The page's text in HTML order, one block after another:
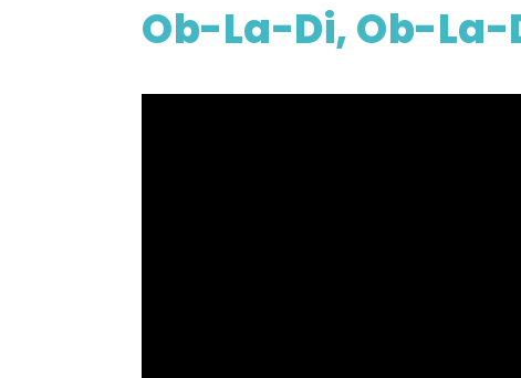
Ob-La-Di, Ob-La-